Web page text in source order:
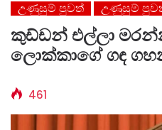
උණුසුම් පුවත් උණුසුම්
කුඩ්ඩන් එල්ලා
ලොක්කා⁣ගේ ගඳ
461